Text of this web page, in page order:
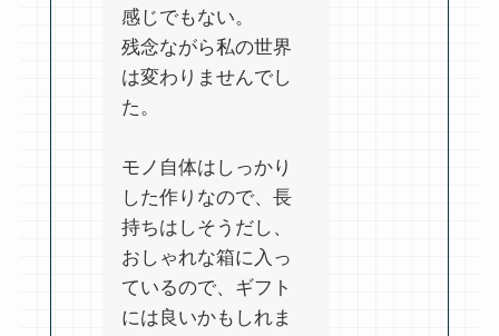
感じでもない。
残念ながら私の世界
は変わりませんでし
た。
モノ自体はしっかり
した作りなので、長
持ちはしそうだし、
おしゃれな箱に入っ
ているので、ギフト
には良いかもしれま